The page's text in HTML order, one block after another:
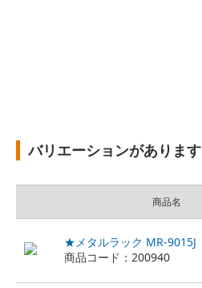
バリエーションがあります
商品名
★メタルラック MR-9015J
商品コード：200940